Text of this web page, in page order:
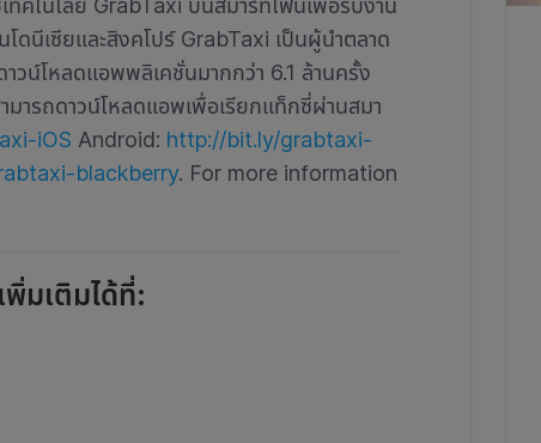
คโนโลยี GrabTaxi บนสมาร์ทโฟนเพื่อรับงาน
โดนีเซียและสิงคโปร์ GrabTaxi เป็นผู้นำตลาด
วน์โหลดแอพพลิเคชั่นมากกว่า 6.1 ล้านครั้ง
มารถดาวน์โหลดแอพเพื่อเรียกแท็กซี่ผ่านสมา
iOS Android: http://bit.ly/grabtaxi-
blackberry. For more information
มเติมได้ที่: